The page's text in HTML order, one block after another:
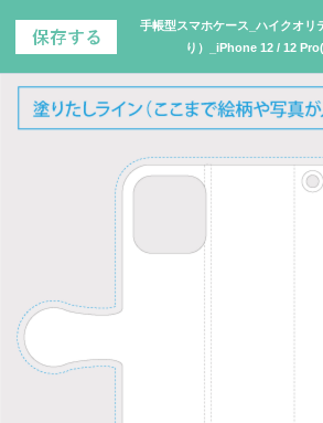
手帳型スマホケース_ハイクオリ
り）_iPhone 12 / 12